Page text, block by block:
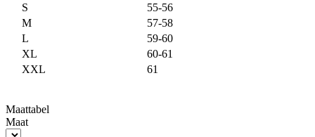
S
55-56
M
57-58
L
59-60
XL
60-61
XXL
61
Maattabel
Maat